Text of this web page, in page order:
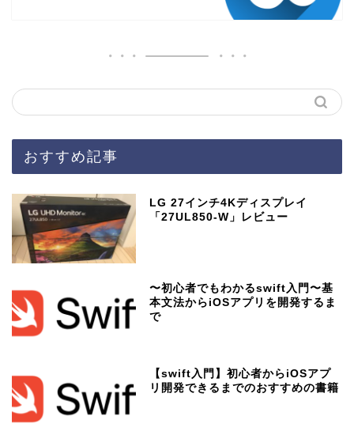
おすすめ記事
LG 27インチ4Kディスプレイ
「27UL850-W」レビュー
〜初心者でもわかるswift入門〜基
本文法からiOSアプリを開発するま
で
【swift入門】初心者からiOSアプ
リ開発できるまでのおすすめの書籍